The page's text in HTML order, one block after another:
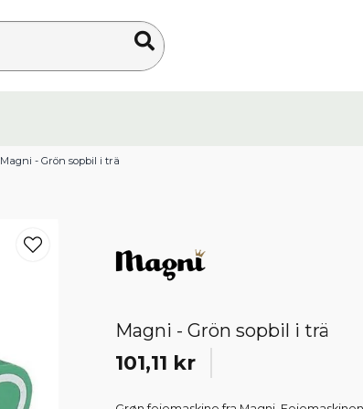
Magni - Grön sopbil i trä
Magni - Grön sopbil i trä
101,11 kr